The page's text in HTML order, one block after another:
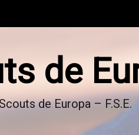
de
de Europa – F.S.E.